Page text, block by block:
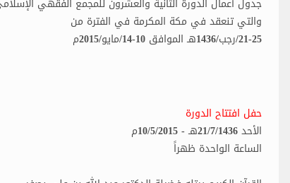
والتي تنعقد في مكة المكرمة في الفترة من
21-25/رجب/1436هـ الموافق 10-14/مايو/2015م
حفل افتتاح الدورة
الأحد 21/7/1436هـ - 10/5/2015م
الساعة الواحدة ظهراً